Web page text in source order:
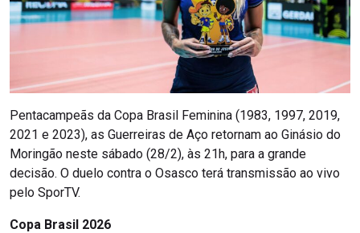
Pentacampeãs da Copa Brasil Feminina (1983, 1997, 2019,
2021 e 2023), as Guerreiras de Aço retornam ao Ginásio do
Moringão neste sábado (28/2), às 21h, para a grande
decisão. O duelo contra o Osasco terá transmissão ao vivo
pelo SporTV.
Copa Brasil 2026